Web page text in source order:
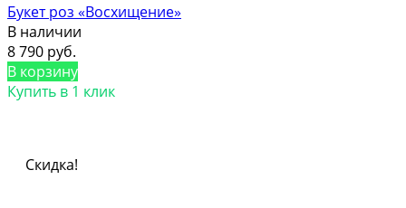
Букет роз «Восхищение»
В наличии
8 790 руб.
В корзину
Купить в 1 клик
Скидка!